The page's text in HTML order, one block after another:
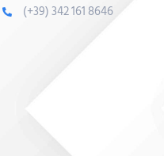
(+39) 342 161 8646